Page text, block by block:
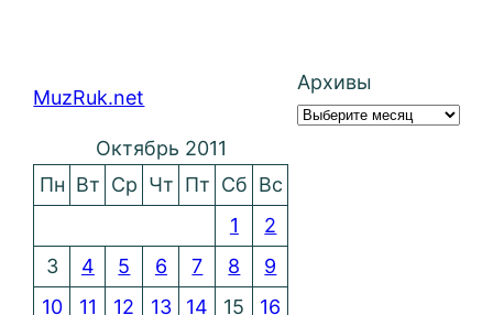
MuzRuk.net
Архивы
Октябрь 2011
Пн Вт Ср Чт Пт Сб Вс
1
2
3
4 5 6 7 8
9
10
11 12 13 14 15 16